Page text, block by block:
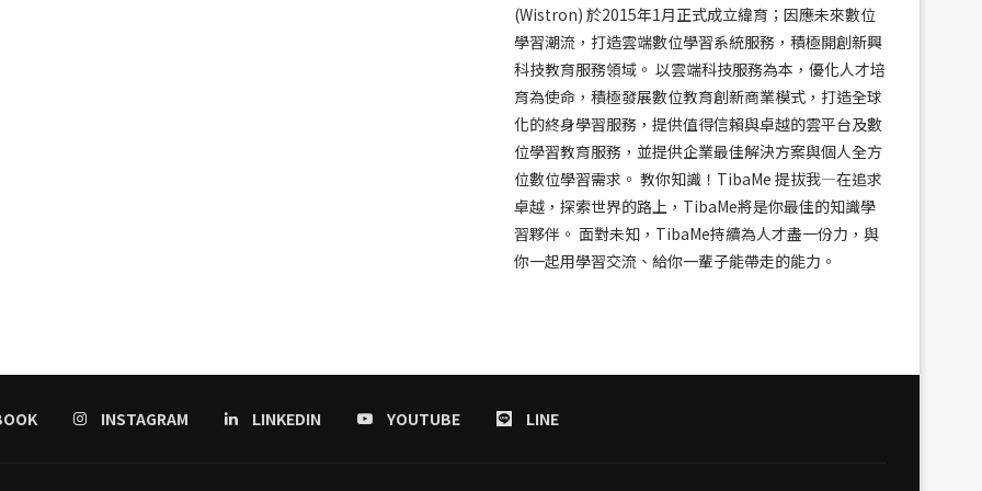
(Wistron) 於2015年1月正式成立緯育；因應未來數位
學習潮流，打造雲端數位學習系統服務，積極開創新興
科技教育服務領域。 以雲端科技服務為本，優化人才培
育為使命，積極發展數位教育創新商業模式，打造全球
化的終身學習服務，提供值得信賴與卓越的雲平台及數
位學習教育服務，並提供企業最佳解決方案與個人全方
位數位學習需求。 教你知識！TibaMe 提拔我—在追求
卓越，探索世界的路上，TibaMe將是你最佳的知識學
習夥伴。 面對未知，TibaMe持續為人才盡一份力，與
你一起用學習交流、給你一輩子能帶走的能力。
INSTAGRAM LINKEDIN YOUTUBE LINE